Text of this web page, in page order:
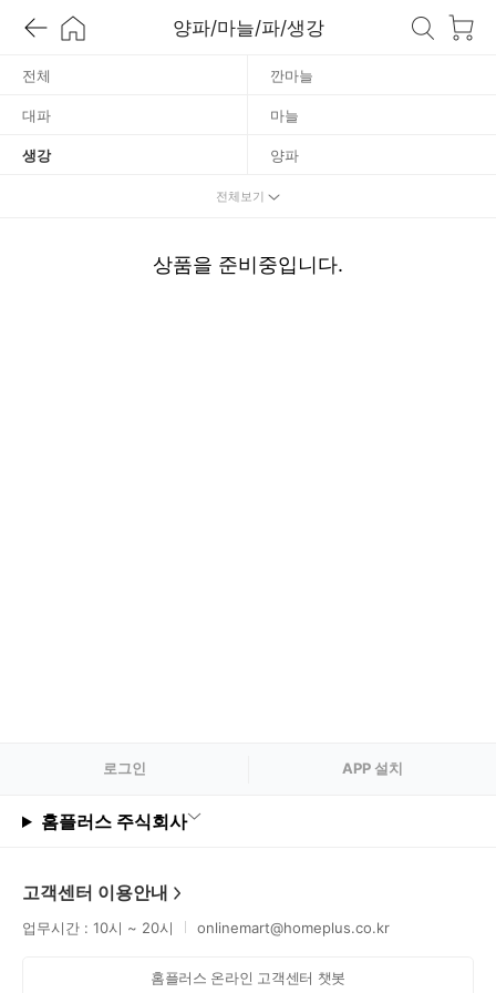
양파/마늘/파/생강
전체 깐마늘
대파 마늘
생강 양파
전체보기
상품을 준비중입니다.
로그인 APP 설치
홈플러스 주식회사
고객센터 이용안내
업무시간 : 10시 ~ 20시 onlinemart@homeplus.co.kr
홈플러스 온라인 고객센터 챗봇